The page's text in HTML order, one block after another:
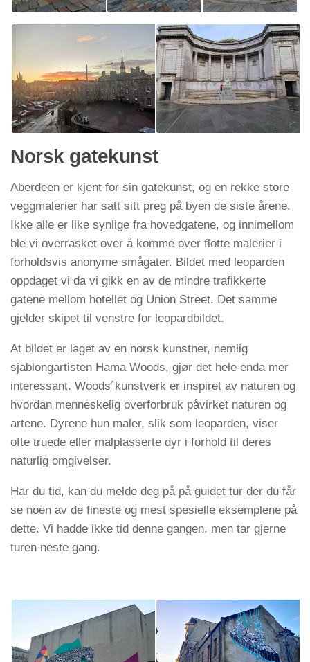
Norsk gatekunst
Aberdeen er kjent for sin gatekunst, og en rekke store
veggmalerier har satt sitt preg på byen de siste årene.
Ikke alle er like synlige fra hovedgatene, og innimellom
ble vi overrasket over å komme over flotte malerier i
forholdsvis anonyme smågater. Bildet med leoparden
oppdaget vi da vi gikk en av de mindre trafikkerte
gatene mellom hotellet og Union Street. Det samme
gjelder skipet til venstre for leopardbildet.
At bildet er laget av en norsk kunstner, nemlig
sjablongartisten Hama Woods, gjør det hele enda mer
interessant. Woods´kunstverk er inspiret av naturen og
hvordan menneskelig overforbruk påvirket naturen og
artene. Dyrene hun maler, slik som leoparden, viser
ofte truede eller malplasserte dyr i forhold til deres
naturlig omgivelser.
Har du tid, kan du melde deg på på guidet tur der du får
se noen av de fineste og mest spesielle eksemplene på
dette. Vi hadde ikke tid denne gangen, men tar gjerne
turen neste gang.